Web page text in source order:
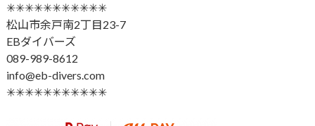
✳︎✳︎✳︎✳︎✳︎✳︎✳︎✳︎✳︎✳︎✳︎
松山市余戸南2丁目23-7
EBダイバーズ
089-989-8612
info@eb-divers.com
✳︎✳︎✳︎✳︎✳︎✳︎✳︎✳︎✳︎✳︎✳︎